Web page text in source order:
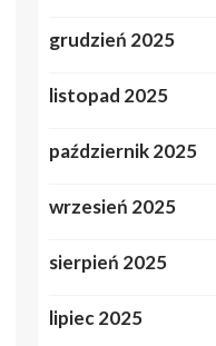
grudzień 2025
listopad 2025
październik 2025
wrzesień 2025
sierpień 2025
lipiec 2025